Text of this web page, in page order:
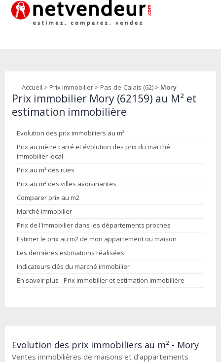
Accueil > Prix immobilier > Pas-de-Calais (62) > Mory
Prix immobilier Mory (62159) au M² et
estimation immobilière
Evolution des prix immobiliers au m²
Prix au mètre carré et évolution des prix du marché
immobilier local
Prix au m² des rues
Prix au m² des villes avoisinantes
Comparer prix au m2
Marché immobilier
Prix de l'immobilier dans les départements proches
Estimer le prix au m2 de mon appartement ou maison
Les dernières estimations réalisées
Indicateurs clés du marché immobilier
En savoir plus - Prix immobilier et estimation immobilière
Evolution des prix immobiliers au m² - Mory
Ventes immobilières de maisons et d'appartements